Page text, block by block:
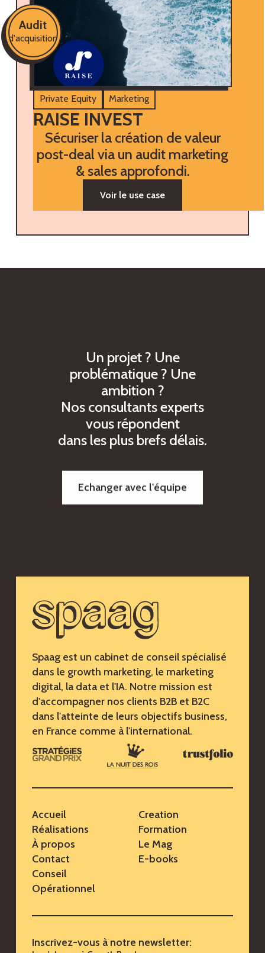
Private Equity Marketing
RAISE INVEST
Sécuriser la création de valeur
post-deal via un audit marketing
& sales approfondi.
Voir le use case
Audit
d'acquisition
Un projet ? Une
problématique ? Une
ambition ?
Nos consultantsexperts
vous répondent
dans les plus brefs délais.
Echanger avec l'équipe
Spaag est un cabinet de conseil spécialisé
dans le growth marketing, le marketing
digital, la data et l'IA. Notre mission est
d'accompagner nos clients B2B et B2C
dans l'atteinte de leurs objectifs business,
en France comme à l'international.
Accueil
Réalisations
À propos
Contact
Conseil
Opérationnel
Creation
Formation
Le Mag
E-books
Inscrivez-vous à notre newsletter: